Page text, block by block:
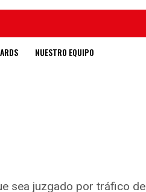
NUESTRO EQUIPO
sea juzgado por tráfico de